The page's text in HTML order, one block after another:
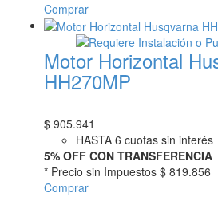
Comprar
Motor Horizontal
HH270MP
$ 905.941
HASTA 6 cuotas sin interés
5% OFF CON TRANSFERENCIA
* Precio sin Impuestos $ 819.856
Comprar